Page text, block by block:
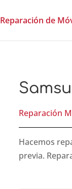
Reparación de
Reparación
Hacemos
previa.